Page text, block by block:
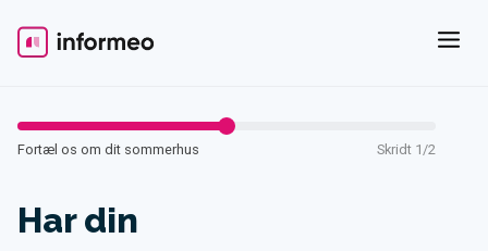
content
Fortæl os om dit sommerhus Skridt 1/2
Har din